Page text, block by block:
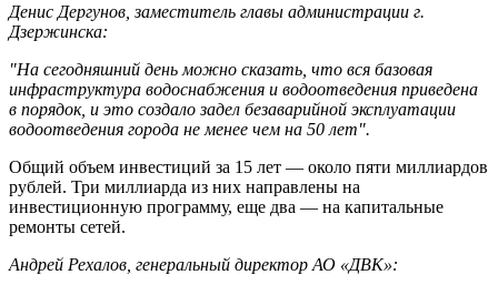
Денис Дергунов, заместитель главы администрации г.
Дзержинска:
"На сегодняшний день можно сказать, что вся базовая
инфраструктура водоснабжения и водоотведения приведена
в порядок, и это создало задел безаварийной эксплуатации
водоотведения города не менее чем на 50 лет".
Общий объем инвестиций за 15 лет — около пяти миллиардов
рублей. Три миллиарда из них направлены на
инвестиционную программу, еще два — на капитальные
ремонты сетей.
Андрей Рехалов, генеральный директор АО «ДВК»: